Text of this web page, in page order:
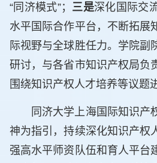
“同济模式”； 三是深化国际交
水平国际合作平台，不断拓展
际视野与全球胜任力。学院副
研讨，与各省市知识产权局负
围绕知识产权人才培养等议题
同济大学上海国际知识产
神为指引，持续深化知识产权
强高水平师资队伍和育人平台